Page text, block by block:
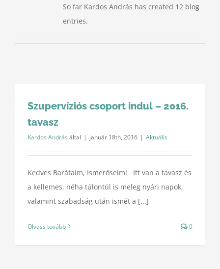
So far Kardos András has created 12 blog
entries.
Szupervíziós csoport indul – 2016.
tavasz
Kardos András által | január 18th, 2016 | Aktuális
Kedves Barátaim, Ismerőseim! Itt van a tavasz és
a kellemes, néha túlontúl is meleg nyári napok,
valamint szabadság után ismét a [...]
Olvass tovább 0